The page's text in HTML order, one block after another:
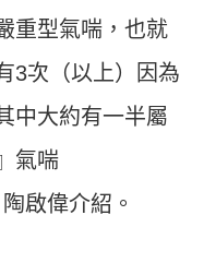
重型氣喘，也就
3次（以上）因為
中大約有一半屬
氣喘
啟偉介紹。